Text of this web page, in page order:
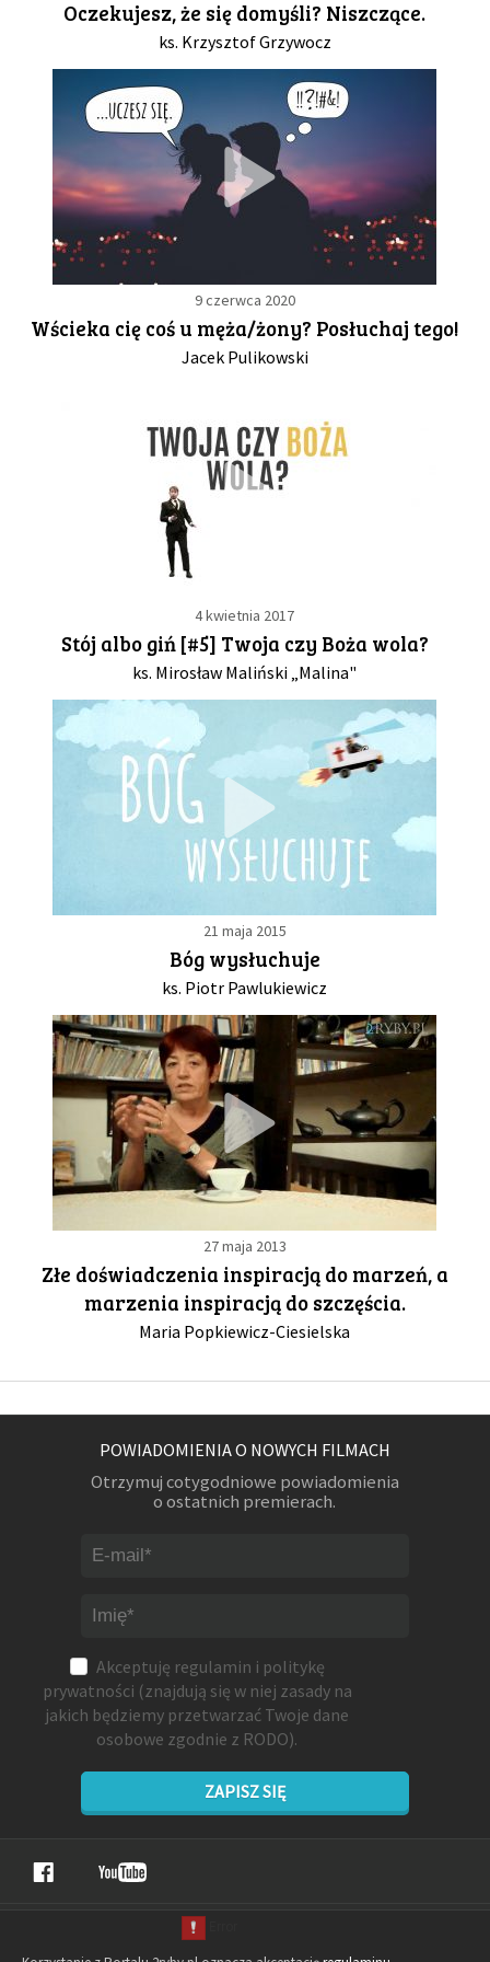
DRUŻYNA
WESPRZYJ NAS
NEWSLETTER
KONTAKT
Oczekujesz, że się domyśli? Niszczące.
ks. Krzysztof Grzywocz
9 czerwca 2020
Wścieka cię coś u męża/żony? Posłuchaj tego!
Jacek Pulikowski
4 kwietnia 2017
Stój albo giń [#5] Twoja czy Boża wola?
ks. Mirosław Maliński „Malina"
21 maja 2015
Bóg wysłuchuje
ks. Piotr Pawlukiewicz
27 maja 2013
Złe doświadczenia inspiracją do marzeń, a
marzenia inspiracją do szczęścia.
Maria Popkiewicz-Ciesielska
POWIADOMIENIA O NOWYCH FILMACH
Otrzymuj cotygodniowe powiadomienia
o ostatnich premierach.
Akceptuję regulamin i politykę
prywatności (znajdują się w niej zasady na
jakich będziemy przetwarzać Twoje dane
osobowe zgodnie z RODO).
ZAPISZ SIĘ